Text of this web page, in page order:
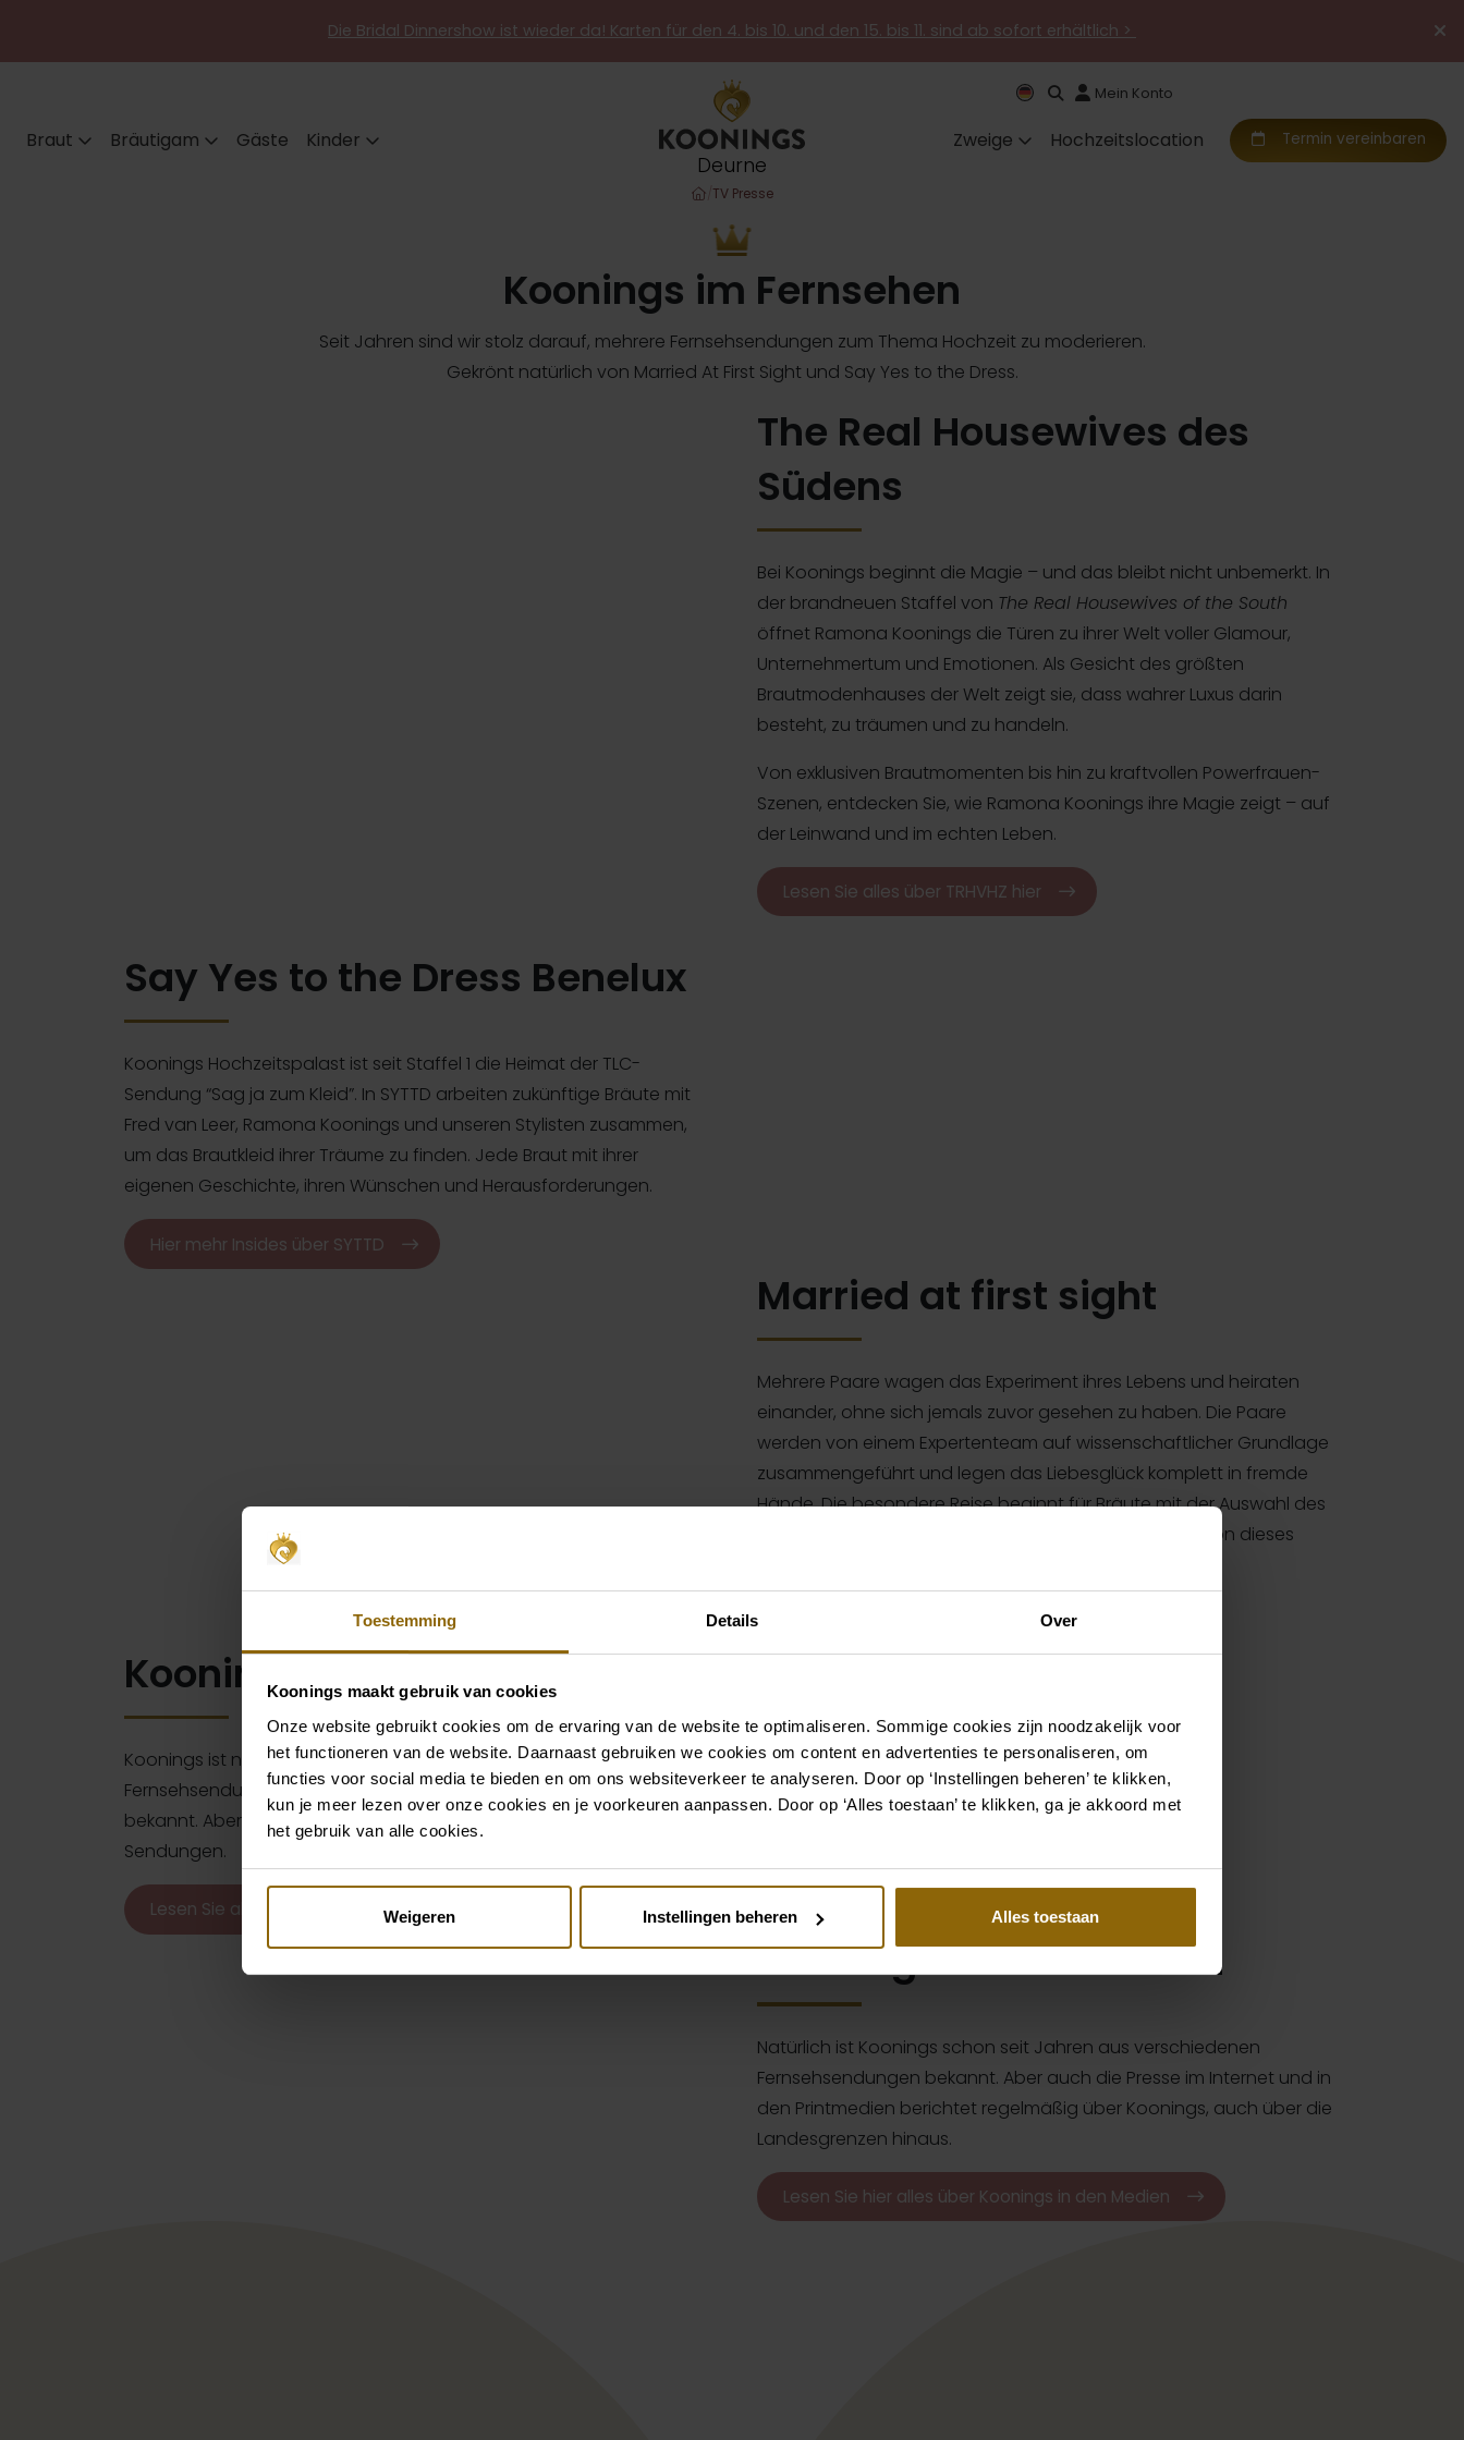
Toestemming Details Over
Koonings maakt gebruik van cookies
Onze website gebruikt cookies om de ervaring van de website te optimaliseren. Sommige cookies zijn noodzakelijk voor
het functioneren van de website. Daarnaast gebruiken we cookies om content en advertenties te personaliseren, om
functies voor social media te bieden en om ons websiteverkeer te analyseren. Door op ‘Instellingen beheren’ te klikken,
kun je meer lezen over onze cookies en je voorkeuren aanpassen. Door op ‘Alles toestaan’ te klikken, ga je akkoord met
het gebruik van alle cookies.
Weigeren Instellingen beheren Alles toestaan
Die Bridal Dinnershow ist wieder da! Karten für den 4. bis 10. und den 15. bis 11. sind ab sofort erhältlich >
Braut Bräutigam Gäste Kinder
Deurne
Mein Konto
Zweige Hochzeitslocation Termin vereinbaren
TV Presse
Koonings im Fernsehen
Seit Jahren sind wir stolz darauf, mehrere Fernsehsendungen zum Thema Hochzeit zu moderieren.
Gekrönt natürlich von Married At First Sight und Say Yes to the Dress.
The Real Housewives des
Südens
Bei Koonings beginnt die Magie – und das bleibt nicht unbemerkt. In
der brandneuen Staffel von The Real Housewives of the South
öffnet Ramona Koonings die Türen zu ihrer Welt voller Glamour,
Unternehmertum und Emotionen. Als Gesicht des größten
Brautmodenhauses der Welt zeigt sie, dass wahrer Luxus darin
besteht, zu träumen und zu handeln.
Von exklusiven Brautmomenten bis hin zu kraftvollen Powerfrauen-
Szenen, entdecken Sie, wie Ramona Koonings ihre Magie zeigt – auf
der Leinwand und im echten Leben.
Lesen Sie alles über TRHVHZ hier
Say Yes to the Dress Benelux
Koonings Hochzeitspalast ist seit Staffel 1 die Heimat der TLC-
Sendung “Sag ja zum Kleid”. In SYTTD arbeiten zukünftige Bräute mit
Fred van Leer, Ramona Koonings und unseren Stylisten zusammen,
um das Brautkleid ihrer Träume zu finden. Jede Braut mit ihrer
eigenen Geschichte, ihren Wünschen und Herausforderungen.
Hier mehr Insides über SYTTD
Married at first sight
Mehrere Paare wagen das Experiment ihres Lebens und heiraten
einander, ohne sich jemals zuvor gesehen zu haben. Die Paare
werden von einem Expertenteam auf wissenschaftlicher Grundlage
zusammengeführt und legen das Liebesglück komplett in fremde
Hände. Die besondere Reise beginnt für Bräute mit der Auswahl des
Hochzeitskleides und Koonings ist somit die erste Station dieses
Koonings im TV
Koonings ist natürlich seit Jahren durch verschiedene
Fernsehsendungen wie Say Yes to the Dress und Married At First Sight
bekannt. Aber wir sind auch regelmäßig zu Gast in anderen
Sendungen.
Lesen Sie alles hier
Koonings in den Medien
Natürlich ist Koonings schon seit Jahren aus verschiedenen
Fernsehsendungen bekannt. Aber auch die Presse im Internet und in
den Printmedien berichtet regelmäßig über Koonings, auch über die
Landesgrenzen hinaus.
Lesen Sie hier alles über Koonings in den Medien